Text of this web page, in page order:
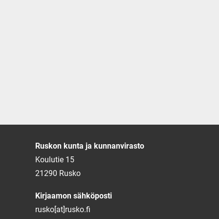
Ruskon kunta ja kunnanvirasto
Koulutie 15
21290 Rusko
Kirjaamon sähköposti
rusko[at]rusko.fi